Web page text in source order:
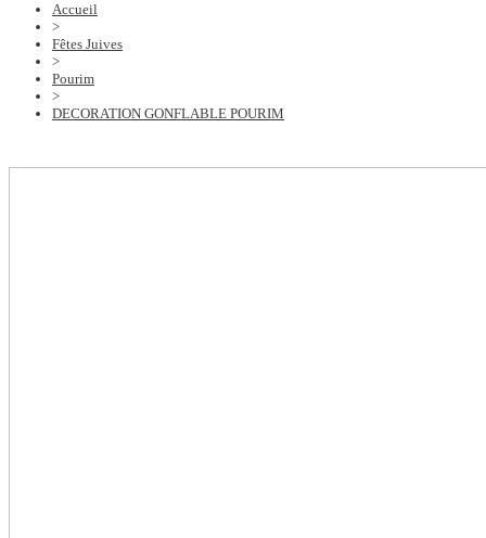
Accueil
>
Fêtes Juives
>
Pourim
>
DECORATION GONFLABLE POURIM